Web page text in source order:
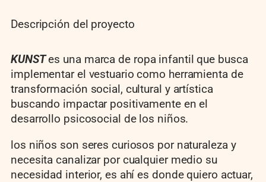
Descripción del proyecto
KUNST es una marca de ropa infantil que busca
implementar el vestuario como herramienta de
transformación social, cultural y artística
buscando impactar positivamente en el
desarrollo psicosocial de los niños.
los niños son seres curiosos por naturaleza y
necesita canalizar por cualquier medio su
necesidad interior, es ahí es donde quiero actuar,